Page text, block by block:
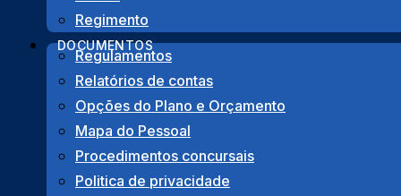
Regimento
DOCUMENTOS
Regulamentos
Relatórios de contas
Opções do Plano e Orçamento
Mapa do Pessoal
Procedimentos concursais
Politica de privacidade
(Atestados, Autenticações de Documentos, Canídeos)
Copyright © 2022 Junta de Freguesia de São Gonçalo de
Design byAlgardata.